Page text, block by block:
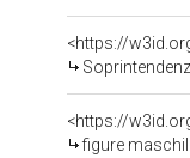
<https://
<https://
figure